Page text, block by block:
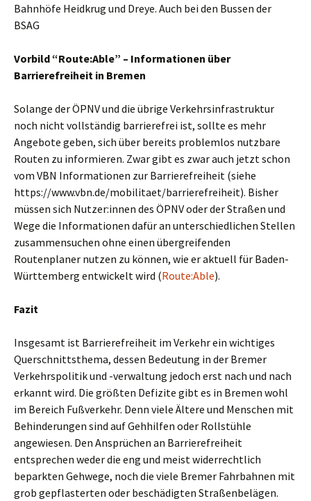
Bahnhöfe Heidkrug und Dreye. Auch bei den Bussen der
BSAG
Vorbild “Route:Able” – Informationen über
Barrierefreiheit in Bremen
Solange der ÖPNV und die übrige Verkehrsinfrastruktur
noch nicht vollständig barrierefrei ist, sollte es mehr
Angebote geben, sich über bereits problemlos nutzbare
Routen zu informieren. Zwar gibt es zwar auch jetzt schon
vom VBN Informationen zur Barrierefreiheit (siehe
https://www.vbn.de/mobilitaet/barrierefreiheit). Bisher
müssen sich Nutzer:innen des ÖPNV oder der Straßen und
Wege die Informationen dafür an unterschiedlichen Stellen
zusammensuchen ohne einen übergreifenden
Routenplaner nutzen zu können, wie er aktuell für Baden-
Württemberg entwickelt wird (Route:Able).
Fazit
Insgesamt ist Barrierefreiheit im Verkehr ein wichtiges
Querschnittsthema, dessen Bedeutung in der Bremer
Verkehrspolitik und -verwaltung jedoch erst nach und nach
erkannt wird. Die größten Defizite gibt es in Bremen wohl
im Bereich Fußverkehr. Denn viele Ältere und Menschen mit
Behinderungen sind auf Gehhilfen oder Rollstühle
angewiesen. Den Ansprüchen an Barrierefreiheit
entsprechen weder die eng und meist widerrechtlich
beparkten Gehwege, noch die viele Bremer Fahrbahnen mit
grob gepflasterten oder beschädigten Straßenbelägen.